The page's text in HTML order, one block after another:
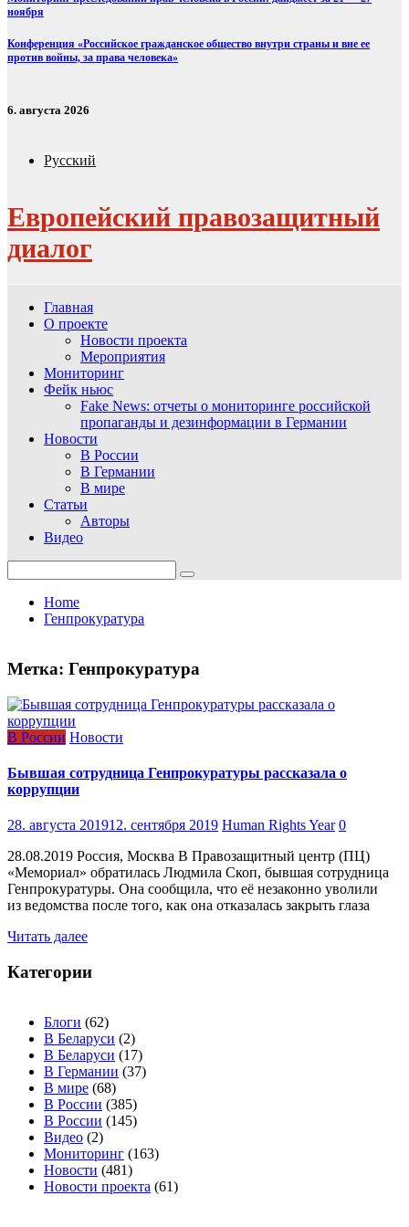
ноября
Конференция «Российское гражданское общество внутри страны и вне ее
против войны, за права человека»
6. августа 2026
Русский
Европейский правозащитный
диалог
Главная
О проекте
Новости проекта
Мероприятия
Мониторинг
Фейк ньюс
Fake News: отчеты о мониторинге российской
пропаганды и дезинформации в Германии
Новости
В России
В Германии
В мире
Статьи
Авторы
Видео
for:
Home
Генпрокуратура
Метка: Генпрокуратура
В России Новости
Бывшая сотрудница Генпрокуратуры рассказала о
коррупции
28. августа 201912. сентября 2019 Human Rights Year 0
28.08.2019 Россия, Москва В Правозащитный центр (ПЦ)
«Мемориал» обратилась Людмила Скоп, бывшая сотрудница
Генпрокуратуры. Она сообщила, что её незаконно уволили
из ведомства после того, как она отказалась закрыть глаза
Читать далее
Категории
Блоги (62)
В Беларуси (2)
В Беларуси (17)
В Германии (37)
В мире (68)
В России (385)
В России (145)
Видео (2)
Мониторинг (163)
Новости (481)
Новости проекта (61)